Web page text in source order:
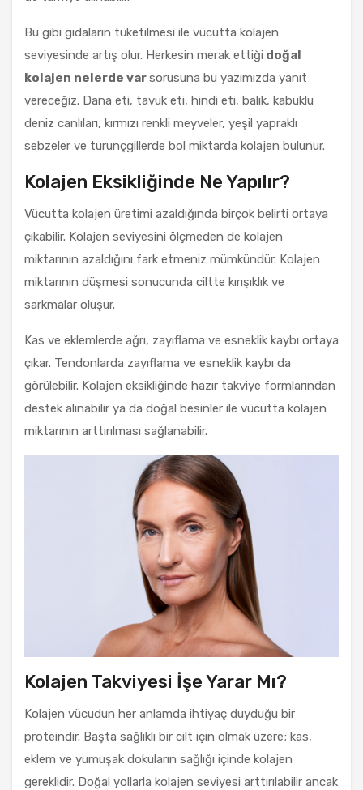
Bu gibi gıdaların tüketilmesi ile vücutta kolajen
seviyesinde artış olur. Herkesin merak ettiği doğal
kolajen nelerde varsorusuna bu yazımızda yanıt
vereceğiz. Dana eti, tavuk eti, hindi eti, balık, kabuklu
deniz canlıları, kırmızı renkli meyveler, yeşil yapraklı
sebzeler ve turunçgillerde bol miktarda kolajen bulunur.
Kolajen Eksikliğinde Ne Yapılır?
Vücutta kolajen üretimi azaldığında birçok belirti ortaya
çıkabilir. Kolajen seviyesini ölçmeden de kolajen
miktarının azaldığını fark etmeniz mümkündür. Kolajen
miktarının düşmesi sonucunda ciltte kırışıklık ve
sarkmalar oluşur.
Kas ve eklemlerde ağrı, zayıflama ve esneklik kaybı ortaya
çıkar. Tendonlarda zayıflama ve esneklik kaybı da
görülebilir. Kolajen eksikliğinde hazır takviye formlarından
destek alınabilir ya da doğal besinler ile vücutta kolajen
miktarının arttırılması sağlanabilir.
Kolajen Takviyesi İşe Yarar Mı?
Kolajen vücudun her anlamda ihtiyaç duyduğu bir
proteindir. Başta sağlıklı bir cilt için olmak üzere; kas,
eklem ve yumuşak dokuların sağlığı içinde kolajen
gereklidir. Doğal yollarla kolajen seviyesi arttırılabilir ancak